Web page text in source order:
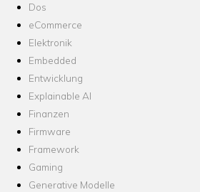
Dos
eCommerce
Elektronik
Embedded
Entwicklung
Explainable AI
Finanzen
Firmware
Framework
Gaming
Generative Modelle